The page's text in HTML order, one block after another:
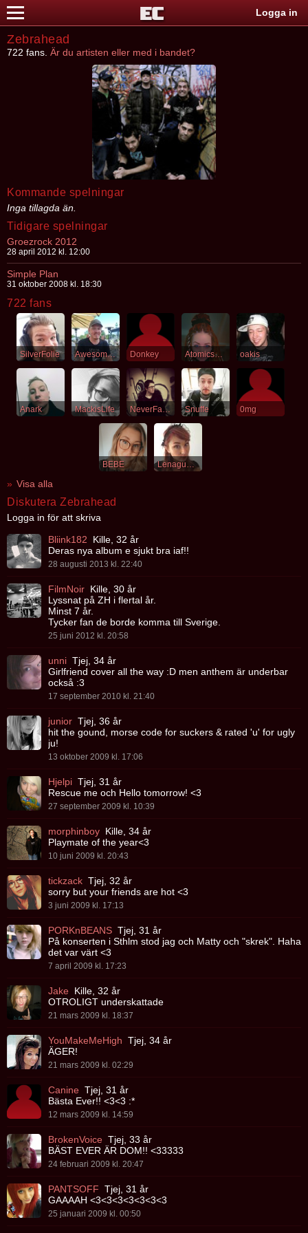
Logga in
Zebrahead
722 fans. Är du artisten eller med i bandet?
Kommande spelningar
Inga tillagda än.
Tidigare spelningar
Groezrock 2012
28 april 2012 kl. 12:00
Simple Plan
31 oktober 2008 kl. 18:30
722 fans
SilverFolie Awesomesauce Donkey Atomicsushi oakis
Anark MackisLife NeverFallDown Snuffe 0mg
BEBE Lenagubena
Visa alla
Diskutera Zebrahead
Logga in för att skriva
Bliink182
Kille, 32 år
Deras nya album e sjukt bra iaf!!
28 augusti 2013 kl. 22:40
FilmNoir Kille, 30 år
Lyssnat på ZH i flertal år.
Minst 7 år.
Tycker fan de borde komma till Sverige.
25 juni 2012 kl. 20:58
unni Tjej, 34 år
Girlfriend cover all the way :D men anthem är underbar
också :3
17 september 2010 kl. 21:40
junior Tjej, 36 år
hit the gound, morse code for suckers & rated 'u' for ugly
ju!
13 oktober 2009 kl. 17:06
Hjelpi Tjej, 31 år
Rescue me och Hello tomorrow! <3
27 september 2009 kl. 10:39
morphinboy Kille, 34 år
Playmate of the year<3
10 juni 2009 kl. 20:43
tickzack Tjej, 32 år
sorry but your friends are hot <3
3 juni 2009 kl. 17:13
PORKnBEANS Tjej, 31 år
På konserten i Sthlm stod jag och Matty och "skrek". Haha
det var värt <3
7 april 2009 kl. 17:23
Jake Kille, 32 år
OTROLIGT underskattade
21 mars 2009 kl. 18:37
YouMakeMeHigh Tjej, 34 år
ÄGER!
21 mars 2009 kl. 02:29
Canine Tjej, 31 år
Bästa Ever!! <3<3 :*
12 mars 2009 kl. 14:59
BrokenVoice Tjej, 33 år
BÄST EVER ÄR DOM!! <33333
24 februari 2009 kl. 20:47
PANTSOFF Tjej, 31 år
GAAAAH <3<3<3<3<3<3<3
25 januari 2009 kl. 00:50